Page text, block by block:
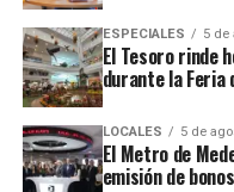
ESPECIALES 5 de
El Tesoro rinde
durante la Feria
LOCALES 5 de
El Metro de
emisión de bonos